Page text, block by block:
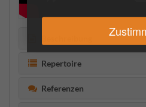
Repertoire
Referenzen